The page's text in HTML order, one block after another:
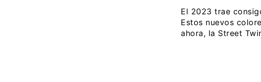
El 2023 trae
Estos nuevos
ahora, la Street